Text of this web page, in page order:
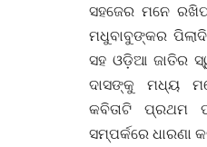
ସହଜେର ମନେ
ମଧୁବାବୁଙ୍କର
ସହ ଓଡ଼ିଆ ଜାତିର
ଦାସଙ୍କୁ ମଧ୍ୟ
କବିତାଟି ପ୍ରଥମ
ସମ୍ପର୍କରେ ଧାରଣା